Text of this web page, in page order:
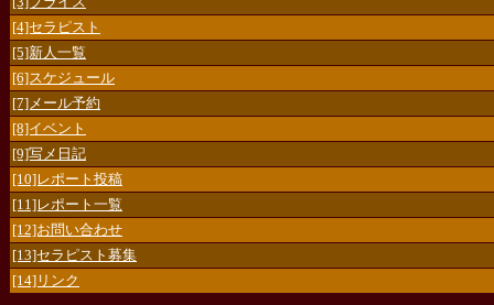
[4]セラピスト
[5]新人一覧
[6]スケジュール
[7]メール予約
[8]イベント
[9]写メ日記
[10]レポート投稿
[11]レポート一覧
[12]お問い合わせ
[13]セラピスト募集
[14]リンク